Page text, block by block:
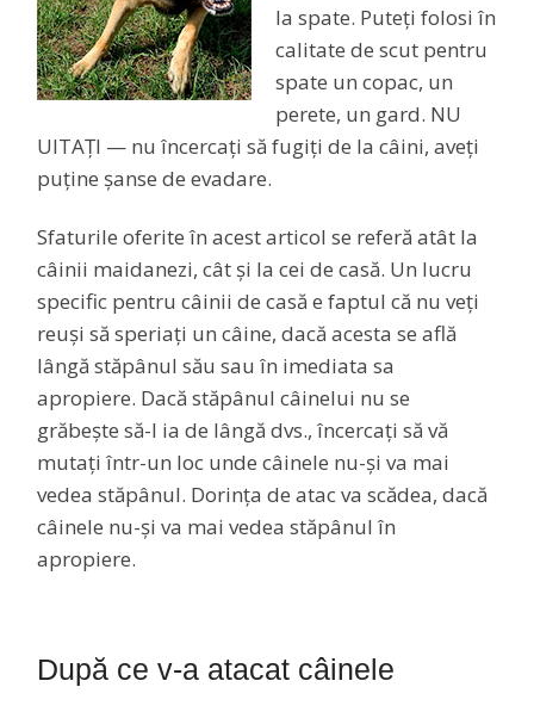
la spate. Puteți folosi în
calitate de scut pentru
spate un copac, un
perete, un gard. NU
UITAȚI — nu încercați să fugiți de la câini, aveți
puține șanse de evadare.
Sfaturile oferite în acest articol se referă atât la
câinii maidanezi, cât și la cei de casă. Un lucru
specific pentru câinii de casă e faptul că nu veți
reuși să speriați un câine, dacă acesta se află
lângă stăpânul său sau în imediata sa
apropiere. Dacă stăpânul câinelui nu se
grăbește să-l ia de lângă dvs., încercați să vă
mutați într-un loc unde câinele nu-și va mai
vedea stăpânul. Dorința de atac va scădea, dacă
câinele nu-și va mai vedea stăpânul în
apropiere.
După ce v-a atacat câinele